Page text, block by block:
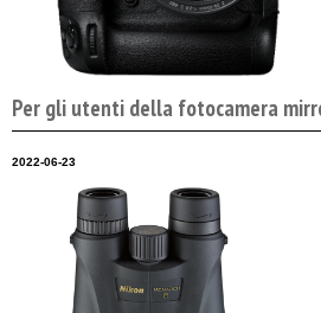
Per gli utenti della fotocamera
2022-06-23